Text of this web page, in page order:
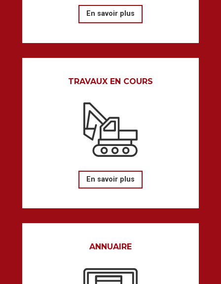
En savoir plus
TRAVAUX EN COURS
En savoir plus
ANNUAIRE